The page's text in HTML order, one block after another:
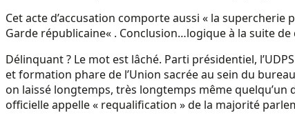
Cet acte d’accusation comporte aussi « la
Garde républicaine« . Conclusion…logique à la suite
Délinquant ? Le mot est lâché. Parti présidentiel,
et formation phare de l’Union sacrée au sein du
on laissé longtemps, très longtemps même quelqu’un
officielle appelle « requalification » de la majorité